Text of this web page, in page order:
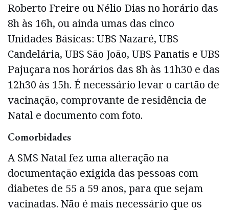
Roberto Freire ou Nélio Dias no horário das
8h às 16h, ou ainda umas das cinco
Unidades Básicas: UBS Nazaré, UBS
Candelária, UBS São João, UBS Panatis e UBS
Pajuçara nos horários das 8h às 11h30 e das
12h30 às 15h. É necessário levar o cartão de
vacinação, comprovante de residência de
Natal e documento com foto.
Comorbidades
A SMS Natal fez uma alteração na
documentação exigida das pessoas com
diabetes de 55 a 59 anos, para que sejam
vacinadas. Não é mais necessário que os